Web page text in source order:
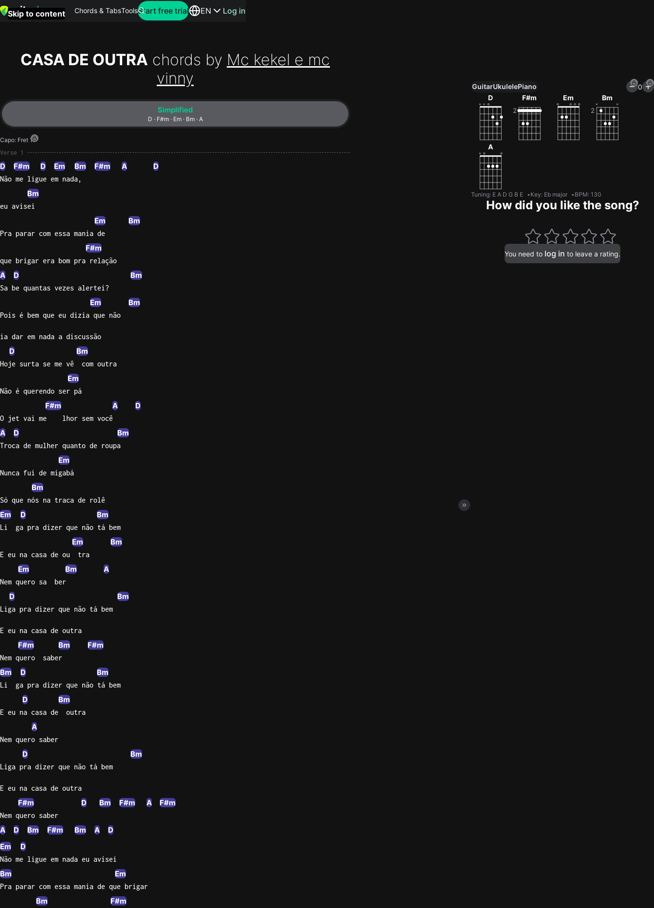
Skip to content Chords & TabsTools Search for artists or songs
this
month
Perfect
Ed
Sheeran
Yellow
Start free trial EN Log in
CASA DE OUTRA chords by Mc kekel e mc
vinny
Simplified
D · F#m · Em · Bm · A
Capo: Fret 1
Verse 1
D F#m D Em Bm F#m A D
Não me ligue em nada,
Bm
eu avisei
Em Bm
Pra parar com essa mania de
F#m
que brigar era bom pra relação
A D Bm
Sa be quantas vezes alertei?
Em Bm
Pois é bem que eu dizia que não
ia dar em nada a discussão
D Bm
Hoje surta se me vê  com outra
Em
Não é querendo ser pá
F#m A D
O jet vai me    lhor sem você
A D Bm
Troca de mulher quanto de roupa
Em
Nunca fui de migabá
Bm
Só que nós na traca de rolê
Em D Bm
Li  ga pra dizer que não tá bem
Em Bm
E eu na casa de ou  tra
Em Bm A
Nem quero sa  ber
D Bm
Liga pra dizer que não tá bem
E eu na casa de outra
F#m Bm F#m
Nem quero  saber
Bm D Bm
Li  ga pra dizer que não tá bem
D Bm
E eu na casa de  outra
A
Nem quero saber
D Bm
Liga pra dizer que não tá bem
E eu na casa de outra
F#m D Bm F#m A F#m
Nem quero saber
A D Bm F#m Bm A
D
Em
D
Não me ligue em nada eu avisei
Bm Em
Pra parar com essa mania de que brigar
Bm F#m
Unlock All Tools
100+ tunings, chord games & metronome
Get now
GuitarUkulelePiano
0
D
F#m Em Bm
A
Tuning: E A D G B E Key: Eb major BPM: 130
How did you like the song?
You need to log in to leave a rating.